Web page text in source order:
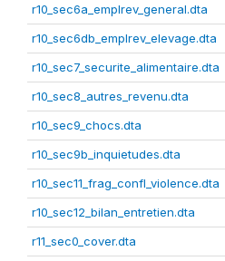
r10_sec6a_emplrev_general.dta
r10_sec6db_emplrev_elevage.dta
r10_sec7_securite_alimentaire.dta
r10_sec8_autres_revenu.dta
r10_sec9_chocs.dta
r10_sec9b_inquietudes.dta
r10_sec11_frag_confl_violence.dta
r10_sec12_bilan_entretien.dta
r11_sec0_cover.dta